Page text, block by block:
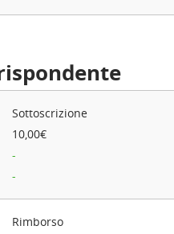
Sottoscrizione
10,00€
-
-
Rimborso